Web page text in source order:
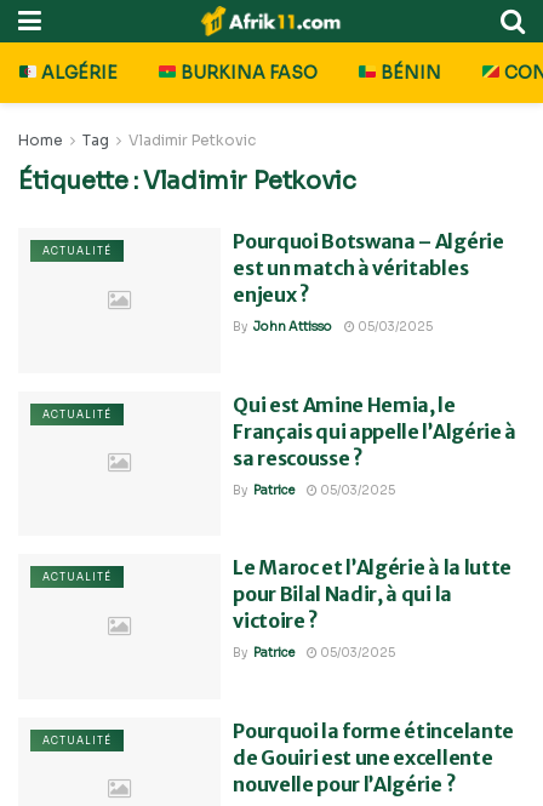
ALGÉRIE BURKINA FASO BÉNIN
Home Tag Vladimir Petkovic
Étiquette :Vladimir Petkovic
ACTUALITÉ
Pourquoi Botswana – Algérie
est un match à véritables
enjeux ?
By John Attisso 05/03/2025
ACTUALITÉ
Qui est Amine Hemia, le
Français qui appelle l’Algérie à
sa rescousse ?
By Patrice 05/03/2025
ACTUALITÉ
Le Maroc et l’Algérie à la lutte
pour Bilal Nadir, à qui la
victoire ?
By Patrice 05/03/2025
ACTUALITÉ
Pourquoi la forme étincelante
de Gouiri est une excellente
nouvelle pour l’Algérie ?